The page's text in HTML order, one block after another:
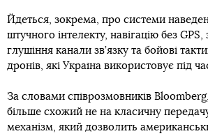
Йдеться, зокрема, про системи
штучного інтелекту, навігацію без GPS,
глушіння канали зв’язку та бойові
дронів, які Україна використовує під
За словами співрозмовників
більше схожий не на класичну
механізм, який дозволить